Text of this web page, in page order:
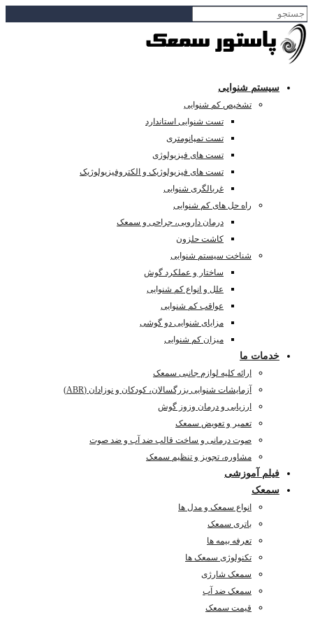
سیستم شنوایی
تشخیص کم شنوایی
تست شنوایی استاندارد
تست تمپانومتری
تست های فیزیولوژی
تست های فیزیولوژیک و الکتروفیزیولوژیک
غربالگری شنوایی
راه حل های کم شنوایی
درمان دارویی، جراحی و سمعک
کاشت حلزون
شناخت سیستم شنوایی
ساختار و عملکرد گوش
علل و انواع کم شنوایی
عواقب کم شنوایی
مزایای شنوایی دو گوشی
میزان کم شنوایی
خدمات ما
ارائه کلیه لوازم جانبی سمعک
آزمایشات شنوایی بزرگسالان، کودکان و نوزادان (ABR)
ارزیابی و درمان وزوز گوش
تعمیر و تعویض سمعک
صوت درمانی و ساخت قالب ضد آب و ضد صوت
مشاوره، تجویز و تنظیم سمعک
فیلم آموزشی
سمعک
انواع سمعک و مدل ها
باتری سمعک
تعرفه بیمه ها
تکنولوژی سمعک ها
سمعک شارژی
سمعک ضد آب
قیمت سمعک